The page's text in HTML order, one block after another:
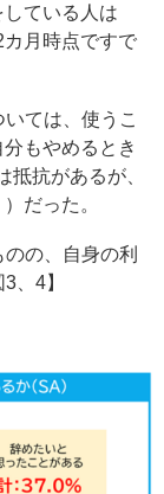
ている人は
月時点ですで
ては、使うこ
もやめるとき
抗があるが、
だった。
の、自身の利
、4】